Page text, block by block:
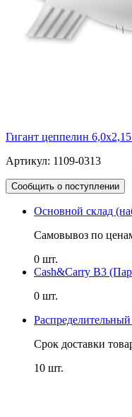
Гигант цеппелин
Артикул: 1109-0313
Сообщить о поступлении
Основной склад
Самовывоз по
0 шт.
Cash&Carry B3
0 шт.
Срок доставки
10 шт.